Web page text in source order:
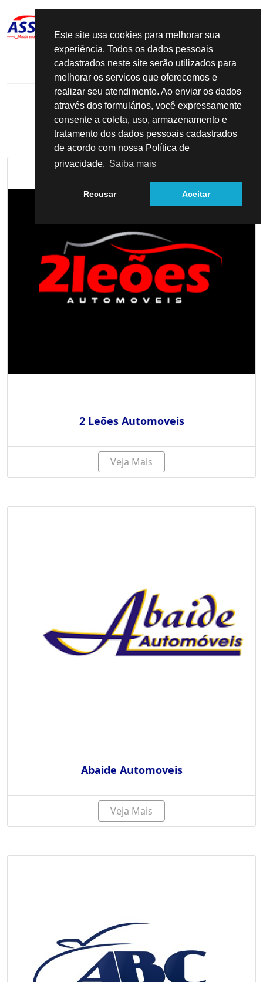
Este site usa cookies para melhorar sua
experiência. Todos os dados pessoais
cadastrados neste site serão utilizados para
melhorar os servicos que oferecemos e
realizar seu atendimento. Ao enviar os dados
através dos formulários, você expressamente
consente a coleta, uso, armazenamento e
tratamento dos dados pessoais cadastrados
de acordo com nossa Política de
privacidade. Saiba mais
Recusar Aceitar
LIGAMOS PARA VOCÊ
ASSOCIADOS
2 Leões Automoveis
Veja Mais
Abaide Automoveis
Veja Mais